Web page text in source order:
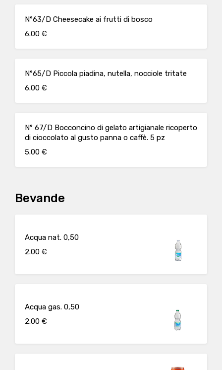
N°63/D Cheesecake ai frutti di bosco
6.00 €
N°65/D Piccola piadina, nutella, nocciole tritate
6.00 €
N° 67/D Bocconcino di gelato artigianale ricoperto
di cioccolato al gusto panna o caffè. 5 pz
5.00 €
Bevande
Acqua nat. 0,50
2.00 €
Acqua gas. 0,50
2.00 €